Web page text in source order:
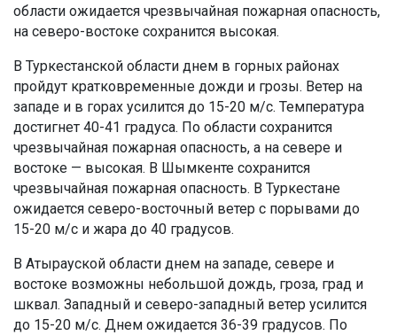
области ожидается чрезвычайная пожарная опасность,
на северо-востоке сохранится высокая.
В Туркестанской области днем в горных районах
пройдут кратковременные дожди и грозы. Ветер на
западе и в горах усилится до 15-20 м/с. Температура
достигнет 40-41 градуса. По области сохранится
чрезвычайная пожарная опасность, а на севере и
востоке — высокая. В Шымкенте сохранится
чрезвычайная пожарная опасность. В Туркестане
ожидается северо-восточный ветер с порывами до
15-20 м/с и жара до 40 градусов.
В Атырауской области днем на западе, севере и
востоке возможны небольшой дождь, гроза, град и
шквал. Западный и северо-западный ветер усилится
до 15-20 м/с. Днем ожидается 36-39 градусов. По